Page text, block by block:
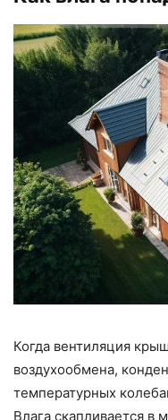
Когда вентиляция
воздухообмена,
температурных
Влага скапливается в